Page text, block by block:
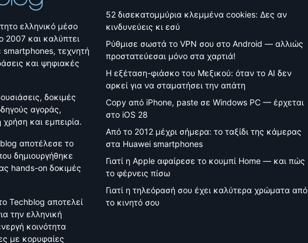
ελληνικό μέσο
2007 και καλύπτει
smartphones, τεχνητή
και ψηφιακές
δοκιμές
αγοράς,
και εμπειρία.
αποτέλεσε το
δημιουργήθηκε
hands-on δοκιμές
Techblog αποτελεί
την ελληνική
κοινότητα
με κορυφαίες
52 δισεκατομμύρια κλεμμένα cookies: Δες αν
κινδυνεύεις κι εσύ
Ρύθμισε σωστά το VPN σου στο Android — αλλιώς
προστατεύεσαι μόνο στα χαρτιά!
Η εξέταση-φιάσκο του Μεξικού: όταν το AI δεν
αρκεί για να σταματήσει την απάτη
Copy από iPhone, paste σε Windows PC — έρχεται
στο iOS 28
Από το 2012 μέχρι σήμερα: το ταξίδι της κάμερας
στα Huawei smartphones
Γιατί η Apple αφαίρεσε το κουμπί Home — και πώς
το φέρνεις πίσω
Γιατί η τηλεόρασή σου έχει καλύτερα χρώματα από
το κινητό σου